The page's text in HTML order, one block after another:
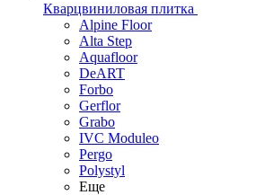
Кварцвиниловая плитка
Alpine Floor
Alta Step
Aquafloor
DeART
Forbo
Gerflor
Grabo
IVC Moduleo
Pergo
Polystyl
Еще